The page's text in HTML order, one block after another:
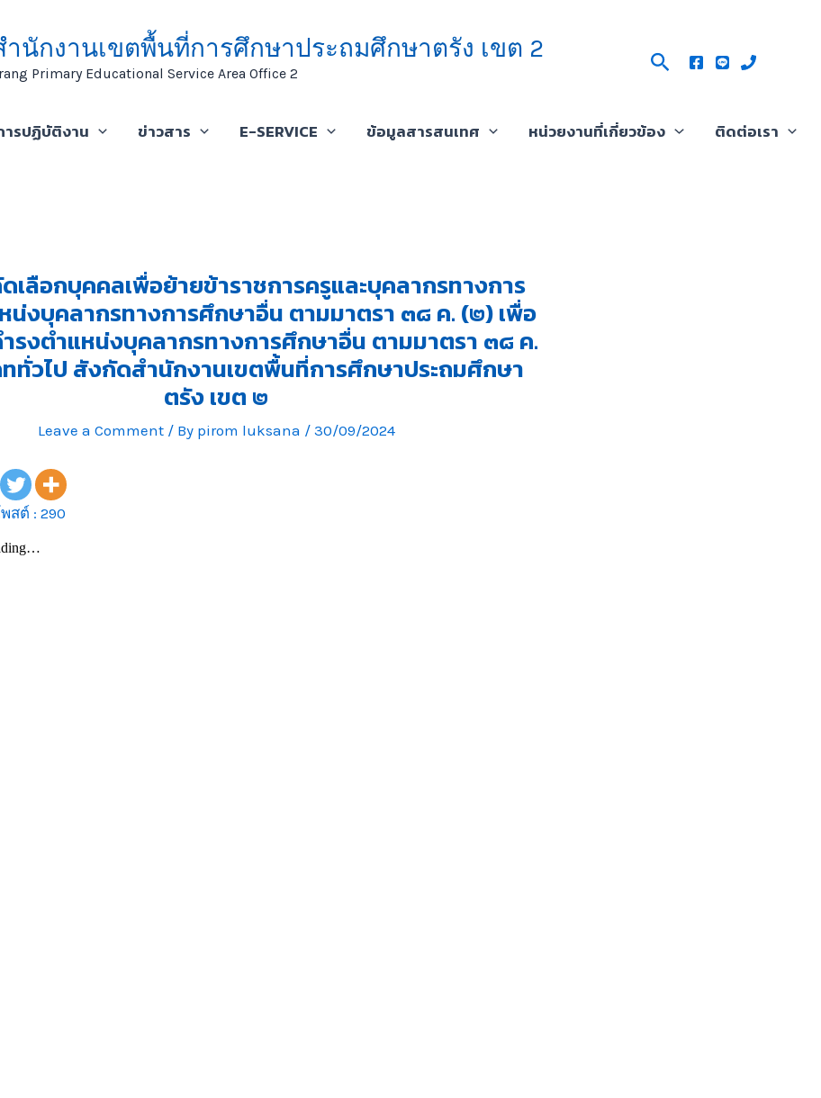
ำนักงานเขตพื้นที่การศึกษาประถมศึกษาตรัง เขต 2
Primary Educational Service Area Office 2
Search
รปฏิบัติงาน ข่าวสาร E-SERVICE ข้อมูลสารสนเทศ หน่วยงานที่เกี่ยวข้อง ติดต่อเรา
เลือกบุคคลเพื่อย้ายข้าราชการครูและบุคลากรทางการ
น่งบุคลากรทางการศึกษาอื่น ตามมาตรา ๓๘ ค. (๒) เพื่อ
รงตำแหน่งบุคลากรทางการศึกษาอื่น ตามมาตรา ๓๘ ค.
ททั่วไป สังกัดสำนักงานเขตพื้นที่การศึกษาประถมศึกษา
ตรัง เขต ๒
Leave a Comment / By pirom luksana / 30/09/2024
สต์ : 290